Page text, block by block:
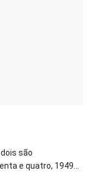
são
e quatro, 1949...